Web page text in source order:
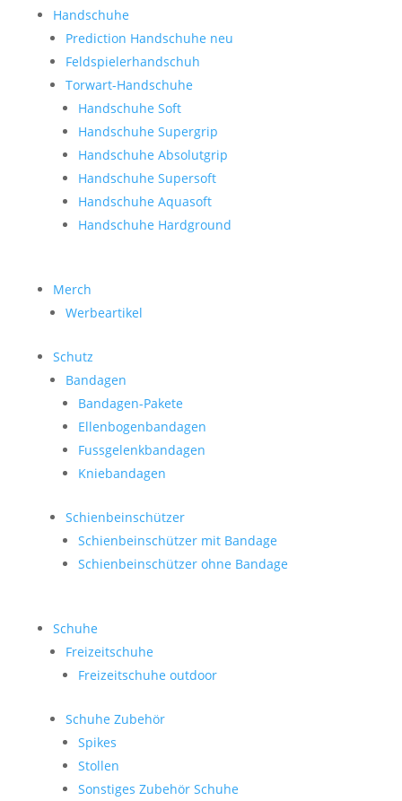
Handschuhe
Prediction Handschuhe neu
Feldspielerhandschuh
Torwart-Handschuhe
Handschuhe Soft
Handschuhe Supergrip
Handschuhe Absolutgrip
Handschuhe Supersoft
Handschuhe Aquasoft
Handschuhe Hardground
Merch
Werbeartikel
Schutz
Bandagen
Bandagen-Pakete
Ellenbogenbandagen
Fussgelenkbandagen
Kniebandagen
Schienbeinschützer
Schienbeinschützer mit Bandage
Schienbeinschützer ohne Bandage
Schuhe
Freizeitschuhe
Freizeitschuhe outdoor
Schuhe Zubehör
Spikes
Stollen
Sonstiges Zubehör Schuhe